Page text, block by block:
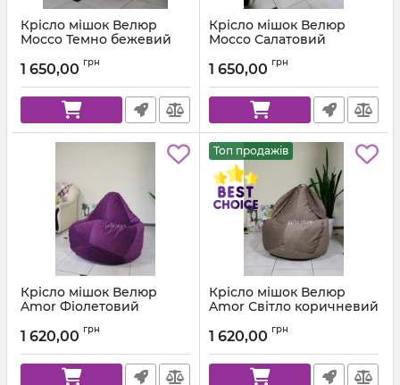
Крісло мішок Велюр
Mocco Темно бежевий
1 650,00 грн
Крісло мішок Велюр
Mocco Салатовий
1 650,00 грн
Крісло мішок Велюр
Amor Фіолетовий
1 620,00 грн
Топ продажів
Крісло мішок Велюр
Amor Світло коричневий
1 620,00 грн